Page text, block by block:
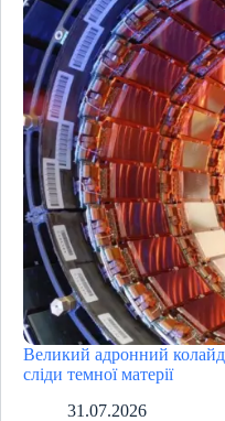
Великий адронний
сліди темної матерії
31.07.2026